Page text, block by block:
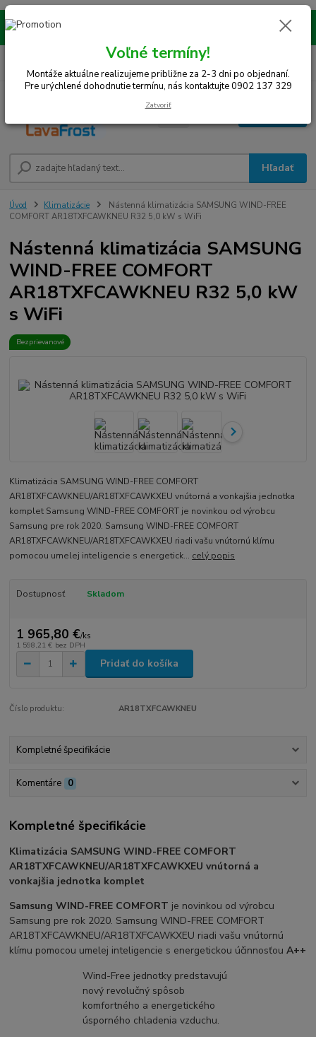
Montáže realizujeme na celom západe SR! Kraje TT, BA, NR, TN, vrátane
Hľadať
(Po-Pia, 8-15 hod.)
0 €
Úvod Klimatizácie
Nástenná klimatizácia SAMSUNG WIND-FREE
COMFORT AR18TXFCAWKNEU R32 5,0 kW s WiFi
Nástenná klimatizácia SAMSUNG
WIND-FREE COMFORT
AR18TXFCAWKNEU R32 5,0 kW
s WiFi
Bezprievanové
Klimatizácia SAMSUNG WIND-FREE COMFORT
AR18TXFCAWKNEU/AR18TXFCAWKXEU vnútorná a vonkajšia jednotka
komplet Samsung WIND-FREE COMFORT je novinkou od výrobcu
Samsung pre rok 2020. Samsung WIND-FREE COMFORT
AR18TXFCAWKNEU/AR18TXFCAWKXEU riadi vašu vnútornú klímu
pomocou umelej inteligencie s energetick... celý popis
Dostupnosť Skladom
1 965,80 €/ks
1 598,21 € bez DPH
Pridať do košíka
Číslo produktu: AR18TXFCAWKNEU
Kompletné špecifikácie
Komentáre 0
Kompletné špecifikácie
Klimatizácia SAMSUNG WIND-FREE COMFORT
AR18TXFCAWKNEU/AR18TXFCAWKXEU vnútorná a
vonkajšia jednotka komplet
Samsung WIND-FREE COMFORT je novinkou od výrobcu
Samsung pre rok 2020. Samsung WIND-FREE COMFORT
AR18TXFCAWKNEU/AR18TXFCAWKXEU riadi vašu vnútornú
klímu pomocou umelej inteligencie s energetickou účinnosťouA++
Wind-Free jednotky predstavujú
nový revolučný spôsob
komfortného a energetického
úsporného chladenia vzduchu.
Voľné termíny!
Montáže aktuálne realizujeme približne za 2-3 dni po objednaní.
Pre urýchlené dohodnutie termínu, nás kontaktujte 0902 137 329
Zatvoriť